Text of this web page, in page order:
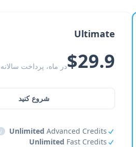
Ultimate
$29.9در ماه، پرداخت سالانه
شروع کنید
Unlimited Advanced Credits
i
Unlimited Fast Credits